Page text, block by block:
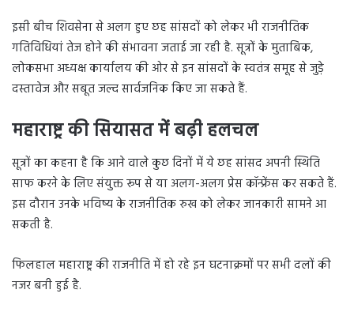
इसी बीच शिवसेना से अलग हुए छह सांसदों को लेकर भी राजनीतिक
गतिविधियां तेज होने की संभावना जताई जा रही है. सूत्रों के मुताबिक,
लोकसभा अध्यक्ष कार्यालय की ओर से इन सांसदों के स्वतंत्र समूह से जुड़े
दस्तावेज और सबूत जल्द सार्वजनिक किए जा सकते हैं.
महाराष्ट्र की सियासत में बढ़ी हलचल
सूत्रों का कहना है कि आने वाले कुछ दिनों में ये छह सांसद अपनी स्थिति
साफ करने के लिए संयुक्त रूप से या अलग-अलग प्रेस कॉन्फ्रेंस कर सकते हैं.
इस दौरान उनके भविष्य के राजनीतिक रुख को लेकर जानकारी सामने आ
सकती है.
फिलहाल महाराष्ट्र की राजनीति में हो रहे इन घटनाक्रमों पर सभी दलों की
नजर बनी हुई है.